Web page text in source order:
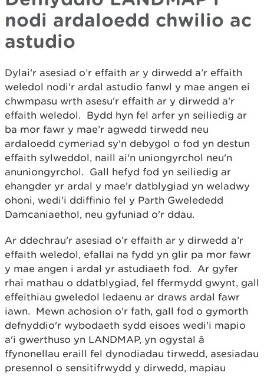
nodi ardaloedd chwilio ac
astudio
Dylai'r asesiad o’r effaith ar y dirwedd a’r effaith
weledol nodi'r ardal astudio fanwl y mae angen ei
chwmpasu wrth asesu'r effaith ar y dirwedd a'r
effaith weledol. Bydd hyn fel arfer yn seiliedig ar
ba mor fawr y mae’r agwedd tirwedd neu
ardaloedd cymeriad sy'n debygol o fod yn destun
effaith sylweddol, naill ai'n uniongyrchol neu'n
anuniongyrchol. Gall hefyd fod yn seiliedig ar
ehangder yr ardal y mae'r datblygiad yn weladwy
ohoni, wedi'i ddiffinio fel y Parth Gwelededd
Damcaniaethol, neu gyfuniad o'r ddau.
Ar ddechrau'r asesiad o’r effaith ar y dirwedd a’r
effaith weledol, efallai na fydd yn glir pa mor fawr
y mae angen i ardal yr astudiaeth fod. Ar gyfer
rhai mathau o ddatblygiad, fel ffermydd gwynt, gall
effeithiau gweledol ledaenu ar draws ardal fawr
iawn. Mewn achosion o'r fath, gall fod o gymorth
defnyddio'r wybodaeth sydd eisoes wedi'i mapio
a'i gwerthuso yn LANDMAP, yn ogystal â
ffynonellau eraill fel dynodiadau tirwedd, asesiadau
presennol o sensitifrwydd y dirwedd, mapiau